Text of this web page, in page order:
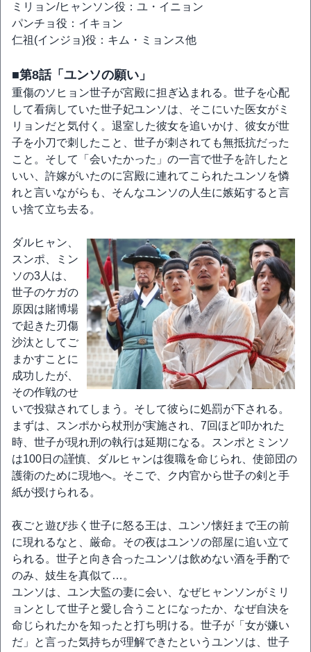
ミリョン/ヒャンソン役：ユ・イニョン
パンチョ役：イキョン
仁祖(インジョ)役：キム・ミョンス他
■第8話「ユンソの願い」
重傷のソヒョン世子が宮殿に担ぎ込まれる。世子を心配
して看病していた世子妃ユンソは、そこにいた医女がミ
リョンだと気付く。退室した彼女を追いかけ、彼女が世
子を小刀で刺したこと、世子が刺されても無抵抗だった
こと。そして「会いたかった」の一言で世子を許したと
いい、許嫁がいたのに宮殿に連れてこられたユンソを憐
れと言いながらも、そんなユンソの人生に嫉妬すると言
い捨て立ち去る。
ダルヒャン、
スンポ、ミン
ソの3人は、
世子のケガの
原因は賭博場
で起きた刃傷
沙汰としてご
まかすことに
成功したが、
その作戦のせ
いで投獄されてしまう。そして彼らに処罰が下される。
まずは、スンポから杖刑が実施され、7回ほど叩かれた
時、世子が現れ刑の執行は延期になる。スンポとミンソ
は100日の謹慎、ダルヒャンは復職を命じられ、使節団の
護衛のために現地へ。そこで、ク内官から世子の剣と手
紙が授けられる。
夜ごと遊び歩く世子に怒る王は、ユンソ懐妊まで王の前
に現れるなと、厳命。その夜はユンソの部屋に追い立て
られる。世子と向き合ったユンソは飲めない酒を手酌で
のみ、妓生を真似て…。
ユンソは、ユン大監の妻に会い、なぜヒャンソンがミリ
ョンとして世子と愛し合うことになったか、なぜ自決を
命じられたかを知ったと打ち明ける。世子が「女が嫌い
だ」と言った気持ちが理解できたというユンソは、世子